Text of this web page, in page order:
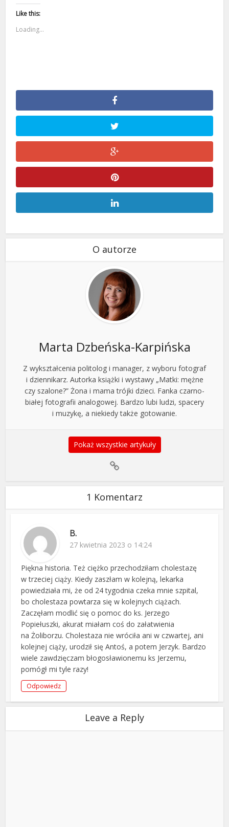
Like this:
Loading...
O autorze
Marta Dzbeńska-Karpińska
Z wykształcenia politolog i manager, z wyboru fotograf
i dziennikarz. Autorka książki i wystawy „Matki: mężne
czy szalone?” Żona i mama trójki dzieci. Fanka czarno-
białej fotografii analogowej. Bardzo lubi ludzi, spacery
i muzykę, a niekiedy także gotowanie.
Pokaż wszystkie artykuły
1 Komentarz
B.
27 kwietnia 2023 o 14:24
Piękna historia. Też ciężko przechodziłam cholestazę
w trzeciej ciąży. Kiedy zaszłam w kolejną, lekarka
powiedziała mi, że od 24 tygodnia czeka mnie szpital,
bo cholestaza powtarza się w kolejnych ciążach.
Zaczęłam modlić się o pomoc do ks. Jerzego
Popiełuszki, akurat miałam coś do załatwienia
na Żoliborzu. Cholestaza nie wróciła ani w czwartej, ani
kolejnej ciąży, urodził się Antoś, a potem Jerzyk. Bardzo
wiele zawdzięczam błogosławionemu ks Jerzemu,
pomógł mi tyle razy!
Odpowiedz
Leave a Reply